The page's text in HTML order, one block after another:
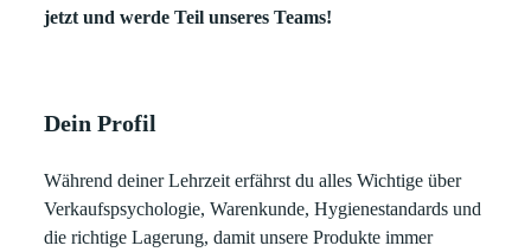
jetzt und werde Teil unseres Teams!
Dein Profil
Während deiner Lehrzeit erfährst du alles Wichtige über
Verkaufspsychologie, Warenkunde, Hygienestandards und
die richtige Lagerung, damit unsere Produkte immer